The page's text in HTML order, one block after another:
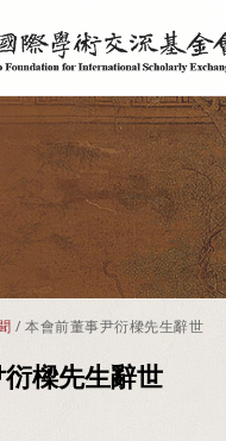
/本會前董事尹衍樑先生辭世
樑先生辭世